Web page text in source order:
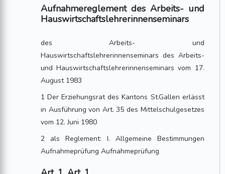
Aufnahmereglement des Arbeits- und
Hauswirtschaftslehrerinnenseminars
des Arbeits- und
Hauswirtschaftslehrerinnenseminars des Arbeits-
und Hauswirtschaftslehrerinnenseminars vom 17.
August 1983
1 Der Erziehungsrat des Kantons St.Gallen erlässt
in Ausführung von Art. 35 des Mittelschulgesetzes
vom 12. Juni 1980
2 als Reglement: I. Allgemeine Bestimmungen
Aufnahmeprüfung Aufnahmeprüfung